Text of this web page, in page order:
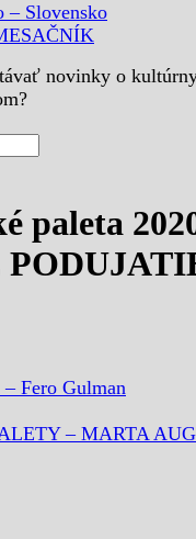
– Slovensko
novinky o
paleta 2020
Fero Gulman
– MARTA